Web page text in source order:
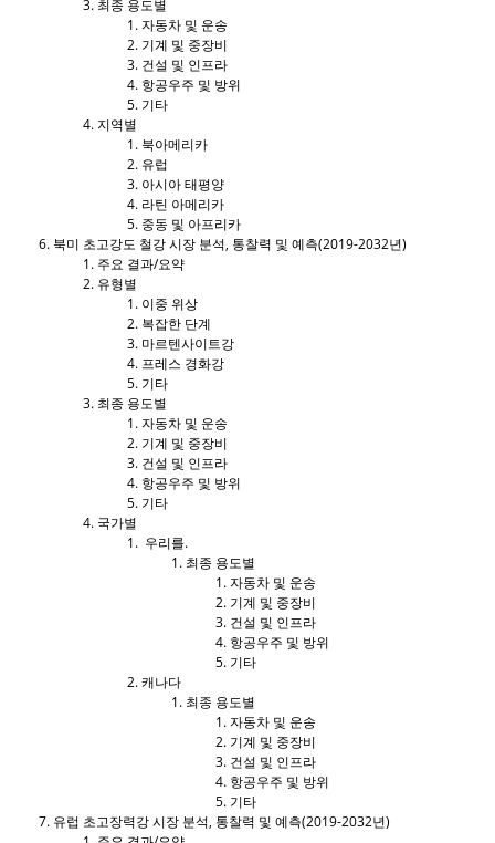
최종 용도별
자동차 및 운송
기계 및 중장비
건설 및 인프라
항공우주 및 방위
기타
지역별
북아메리카
유럽
아시아 태평양
라틴 아메리카
중동 및 아프리카
북미 초고강도 철강 시장 분석, 통찰력 및 예측(2019-2032년)
주요 결과/요약
유형별
이중 위상
복잡한 단계
마르텐사이트강
프레스 경화강
기타
최종 용도별
자동차 및 운송
기계 및 중장비
건설 및 인프라
항공우주 및 방위
기타
국가별
우리를.
최종 용도별
자동차 및 운송
기계 및 중장비
건설 및 인프라
항공우주 및 방위
기타
캐나다
최종 용도별
자동차 및 운송
기계 및 중장비
건설 및 인프라
항공우주 및 방위
기타
유럽 ​​초고장력강 시장 분석, 통찰력 및 예측(2019-2032년)